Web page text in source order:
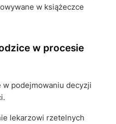
w książeczce
w procesie
w podejmowaniu decyzji
lekarzowi rzetelnych